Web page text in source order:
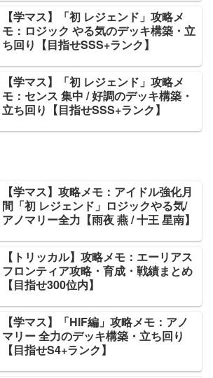
【学マス】「初 レジェンド」攻略メ
モ：ロジック やる気のデッキ構築・立
ち回り【目指せSSS+ランク】
【学マス】「初 レジェンド」攻略メ
モ：センス 集中 / 好調のデッキ構築・
立ち回り【目指せSSS+ランク】
【学マス】攻略メモ：アイドル強化月
間「初 レジェンド」ロジックやる気/
アノマリー全力【雨夜 燕 / 十王 星南】
【トリッカル】攻略メモ：エーリアス
フロンティア攻略・育成・戦績まとめ
【目指せ300位内】
【学マス】「HIF編」攻略メモ：アノ
マリー 全力のデッキ構築・立ち回り
【目指せS4+ランク】